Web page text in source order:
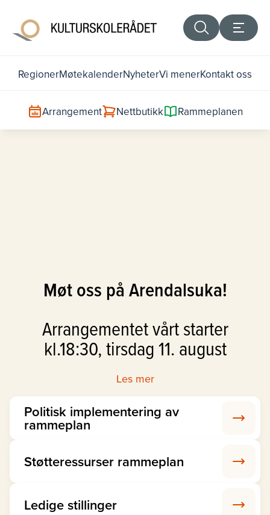
RegionerMøtekalenderNyheterVi menerKontakt oss
Arrangement Nettbutikk Rammeplanen
Møt oss på Arendalsuka!
Arrangementet vårt starter
kl.18:30, tirsdag 11. august
Les mer
Politisk implementering av
rammeplan
Støtteressurser rammeplan
Ledige stillinger